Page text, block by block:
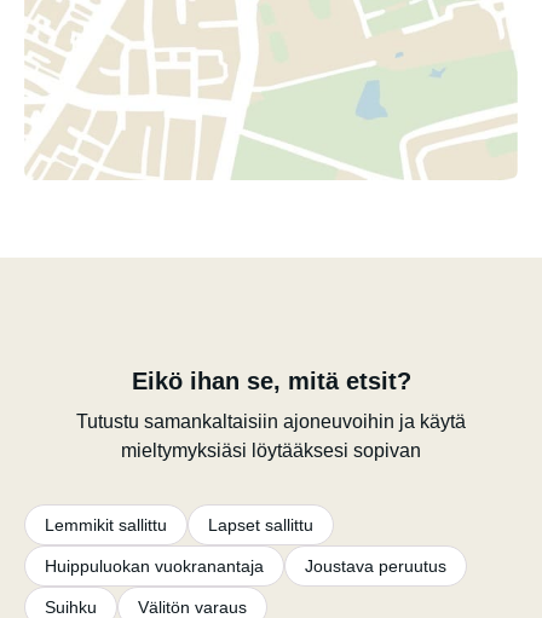
Eikö ihan se, mitä etsit?
Tutustu samankaltaisiin ajoneuvoihin ja käytä
mieltymyksiäsi löytääksesi sopivan
Lemmikit sallittu Lapset sallittu
Huippuluokan vuokranantaja Joustava peruutus
Suihku Välitön varaus